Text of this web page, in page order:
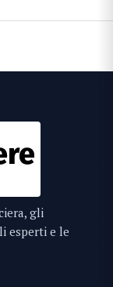
gli
esperti e le